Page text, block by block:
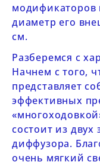
модификаторов
диаметр его
см.
Разберемся с
Начнем с того,
представляет
эффективных
состоит из двух
диффузора.
очень мягкий